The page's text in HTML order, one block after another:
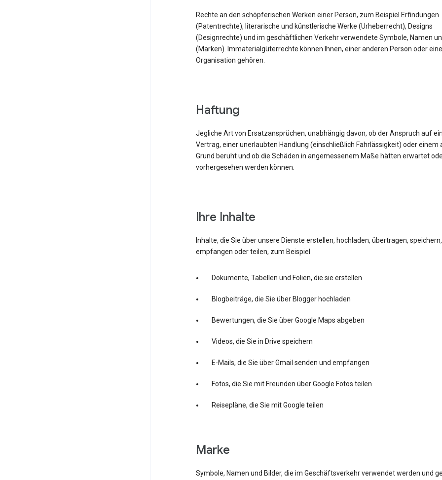
Rechte an den schöpferischen Werken einer Person, zum Beispiel Erfindungen
(Patentrechte), literarische und künstlerische Werke (Urheberrecht), Designs
(Designrechte) und im geschäftlichen Verkehr verwendete Symbole, Namen
(Marken). Immaterialgüterrechte können Ihnen, einer anderen Person oder
Organisation gehören.
Haftung
Jegliche Art von Ersatzansprüchen, unabhängig davon, ob der Anspruch auf
Vertrag, einer unerlaubten Handlung (einschließlich Fahrlässigkeit) oder einem
Grund beruht und ob die Schäden in angemessenem Maße hätten erwartet
vorhergesehen werden können.
Ihre Inhalte
Inhalte, die Sie über unsere Dienste erstellen, hochladen, übertragen,
empfangen oder teilen, zum Beispiel
Dokumente, Tabellen und Folien, die sie erstellen
Blogbeiträge, die Sie über Blogger hochladen
Bewertungen, die Sie über Google Maps abgeben
Videos, die Sie in Drive speichern
E-Mails, die Sie über Gmail senden und empfangen
Fotos, die Sie mit Freunden über Google Fotos teilen
Reisepläne, die Sie mit Google teilen
Marke
Symbole, Namen und Bilder, die im Geschäftsverkehr verwendet werden und